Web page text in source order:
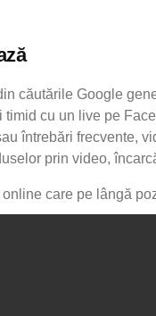
căutările Google
timid cu un live pe
întrebări frecvente,
prin video,
care pe lângă